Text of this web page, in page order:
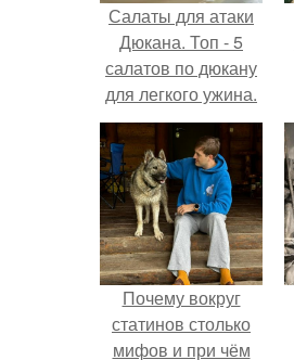
Салаты для атаки
Дюкана. Топ - 5
салатов по дюкану
для легкого ужина.
Почему вокруг
статинов столько
мифов и при чём